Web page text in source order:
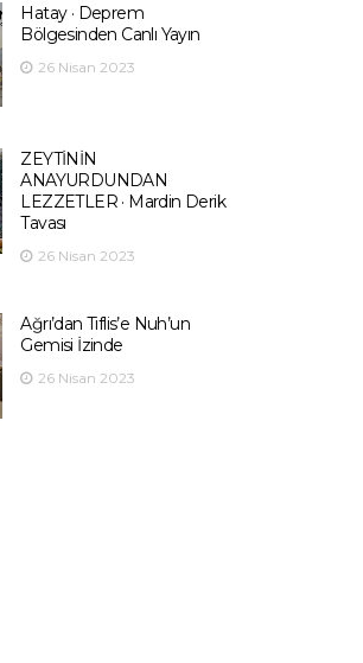
Hatay · Deprem
Bölgesinden Canlı Yayın
26 Nisan 2023
ZEYTİNİN
ANAYURDUNDAN
LEZZETLER · Mardin Derik
Tavası
26 Nisan 2023
Ağrı’dan Tiflis’e Nuh’un
Gemisi İzinde
26 Nisan 2023